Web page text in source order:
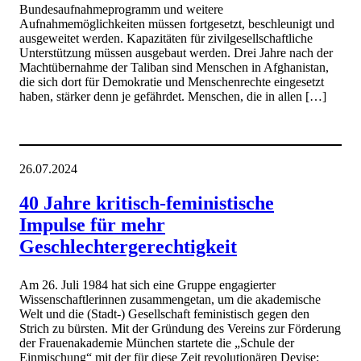
Bundesaufnahmeprogramm und weitere
Aufnahmemöglichkeiten müssen fortgesetzt, beschleunigt und
ausgeweitet werden. Kapazitäten für zivilgesellschaftliche
Unterstützung müssen ausgebaut werden. Drei Jahre nach der
Machtübernahme der Taliban sind Menschen in Afghanistan,
die sich dort für Demokratie und Menschenrechte eingesetzt
haben, stärker denn je gefährdet. Menschen, die in allen […]
26.07.2024
40 Jahre kritisch-feministische
Impulse für mehr
Geschlechtergerechtigkeit
Am 26. Juli 1984 hat sich eine Gruppe engagierter
Wissenschaftlerinnen zusammengetan, um die akademische
Welt und die (Stadt-) Gesellschaft feministisch gegen den
Strich zu bürsten. Mit der Gründung des Vereins zur Förderung
der Frauenakademie München startete die „Schule der
Einmischung“ mit der für diese Zeit revolutionären Devise: